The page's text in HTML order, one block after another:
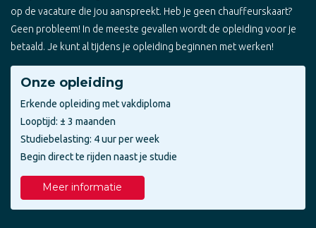
op de vacature die jou aanspreekt. Heb je geen chauffeurskaart?
Geen probleem! In de meeste gevallen wordt de opleiding voor je
betaald. Je kunt al tijdens je opleiding beginnen met werken!
Onze opleiding
Erkende opleiding met vakdiploma
Looptijd: ± 3 maanden
Studiebelasting: 4 uur per week
Begin direct te rijden naast je studie
Meer informatie